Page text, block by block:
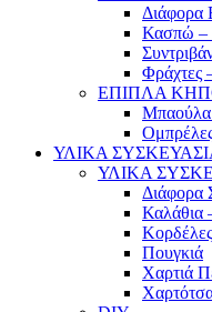
Διάφορα
Κασπώ –
Φράχτες
ΕΠΙΠΛΑ
ΥΛΙΚΑ
ΥΛΙΚΑ
Διάφορα
Καλάθια
Πουγκιά
Χαρτιά